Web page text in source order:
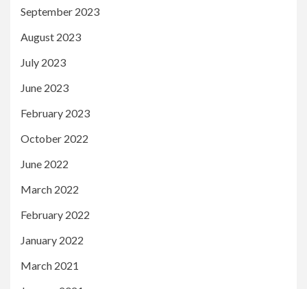
September 2023
August 2023
July 2023
June 2023
February 2023
October 2022
June 2022
March 2022
February 2022
January 2022
March 2021